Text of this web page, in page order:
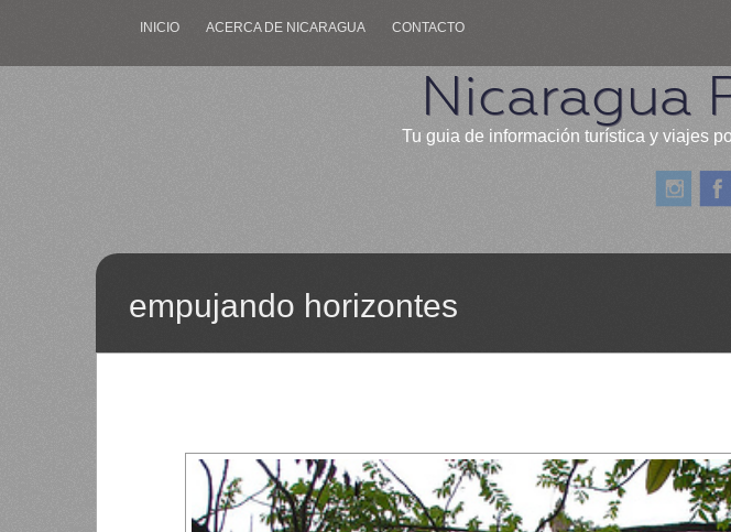
INICIO ACERCA DE NICARAGUA CONTACTO
Nicaragua
Tu guia de información turística y viajes
empujando horizontes